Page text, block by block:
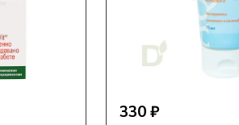
330 ₽